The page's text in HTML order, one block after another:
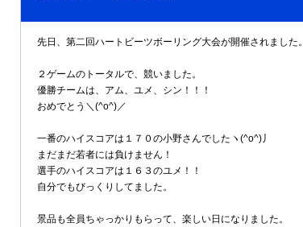
先日、第二回ハートビーツボーリング大会が開催されました。
２ゲームのトータルで、競いました。
優勝チームは、アム、ユメ、シン！！！
おめでとう＼(^o^)／
一番のハイスコアは１７０の小野さんでしたヽ(^o^)丿
まだまだ若者には負けません！
選手のハイスコアは１６３のユメ！！
自分でもびっくりしてました。
景品も全員ちゃっかりもらって、楽しい日になりました。